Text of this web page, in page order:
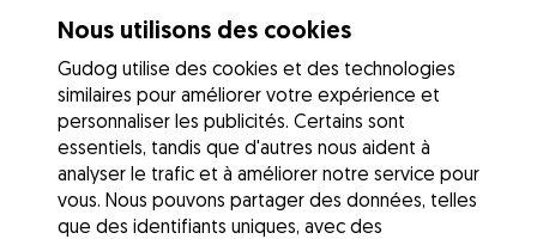
Nous utilisons des cookies
Gudog utilise des cookies et des technologies
similaires pour améliorer votre expérience et
personnaliser les publicités. Certains sont
essentiels, tandis que d'autres nous aident à
analyser le trafic et à améliorer notre service pour
vous. Nous pouvons partager des données, telles
que des identifiants uniques, avec des